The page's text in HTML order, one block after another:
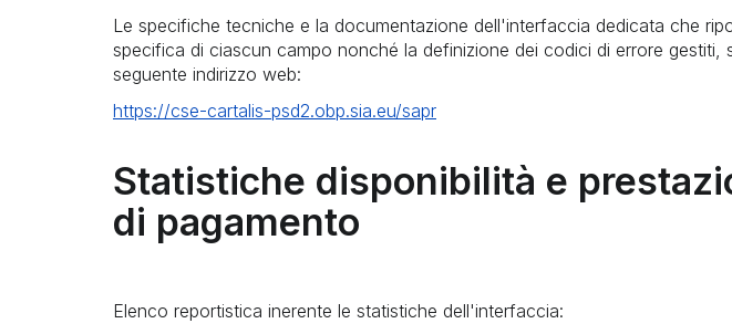
Le specifiche tecniche e la documentazione dell'interfaccia dedicata che
specifica di ciascun campo nonché la definizione dei codici di errore
seguente indirizzo web:
https://cse-cartalis-psd2.obp.sia.eu/sapr
Statistiche disponibilità e
di pagamento
Elenco reportistica inerente le statistiche dell'interfaccia: